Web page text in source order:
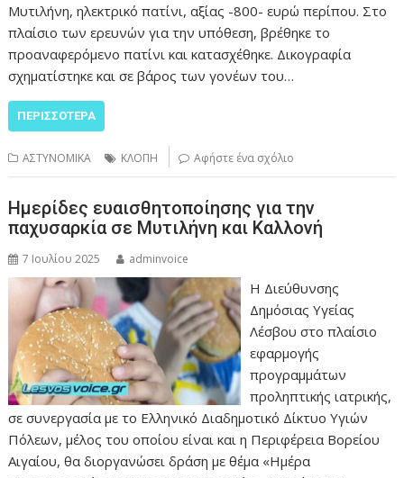
Μυτιλήνη, ηλεκτρικό πατίνι, αξίας -800- ευρώ περίπου. Στο
πλαίσιο των ερευνών για την υπόθεση, βρέθηκε το
προαναφερόμενο πατίνι και κατασχέθηκε. Δικογραφία
σχηματίστηκε και σε βάρος των γονέων του…
ΠΕΡΙΣΣΌΤΕΡΑ
ΑΣΤΥΝΟΜΙΚΑ ΚΛΟΠΗ Αφήστε ένα σχόλιο
Ημερίδες ευαισθητοποίησης για την
παχυσαρκία σε Μυτιλήνη και Καλλονή
7 Ιουλίου 2025 adminvoice
Η Διεύθυνσης
Δημόσιας Υγείας
Λέσβου στο πλαίσιο
εφαρμογής
προγραμμάτων
προληπτικής ιατρικής,
σε συνεργασία με το Ελληνικό Διαδημοτικό Δίκτυο Υγιών
Πόλεων, μέλος του οποίου είναι και η Περιφέρεια Βορείου
Αιγαίου, θα διοργανώσει δράση με θέμα «Ημέρα